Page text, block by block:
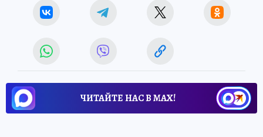
ЧИТАЙТЕ НАС В МАХ!